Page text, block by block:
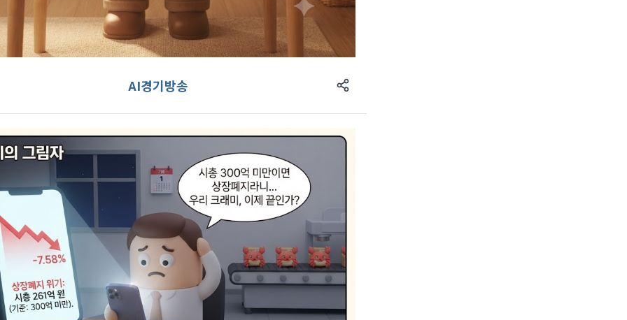
AI경기방송